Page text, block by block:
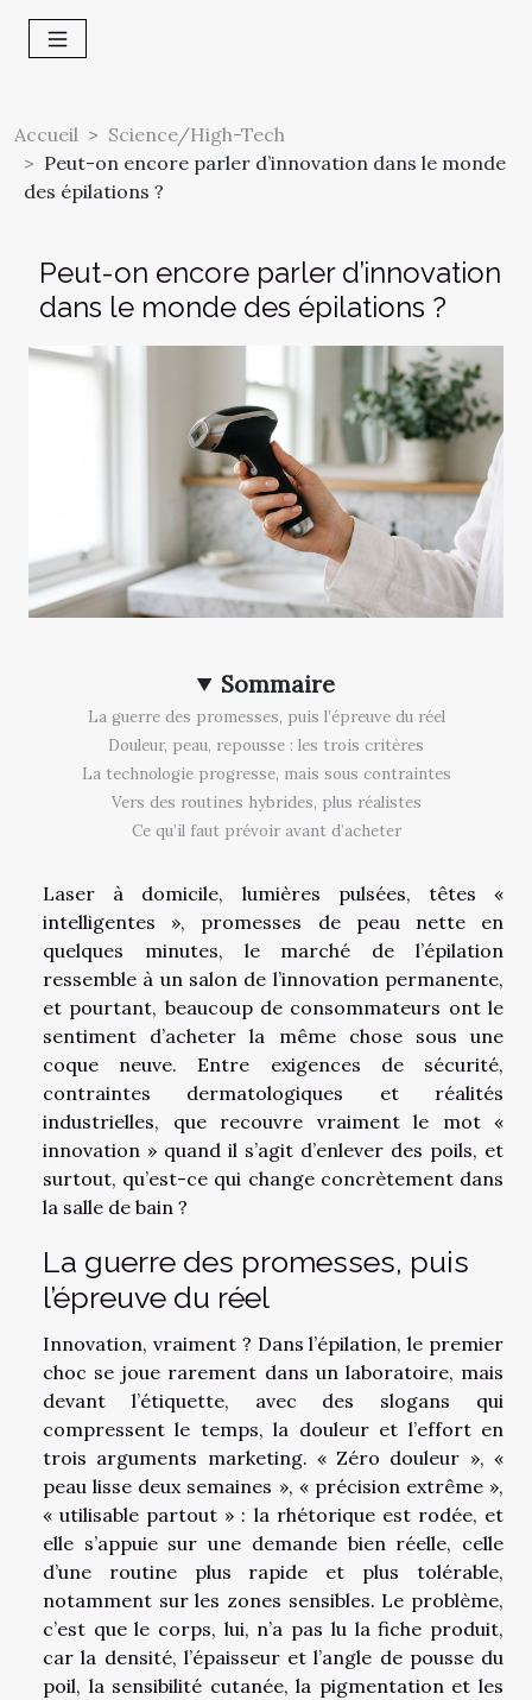
Accueil
Science/High-Tech
Peut-on encore parler d’innovation dans le monde
des épilations ?
Peut-on encore parler d’innovation
dans le monde des épilations ?
Sommaire
La guerre des promesses, puis l’épreuve du réel
Douleur, peau, repousse : les trois critères
La technologie progresse, mais sous contraintes
Vers des routines hybrides, plus réalistes
Ce qu’il faut prévoir avant d’acheter
Laser à domicile, lumières pulsées, têtes «
intelligentes », promesses de peau nette en
quelques minutes, le marché de l’épilation
ressemble à un salon de l’innovation permanente,
et pourtant, beaucoup de consommateurs ont le
sentiment d’acheter la même chose sous une
coque neuve. Entre exigences de sécurité,
contraintes dermatologiques et réalités
industrielles, que recouvre vraiment le mot «
innovation » quand il s’agit d’enlever des poils, et
surtout, qu’est-ce qui change concrètement dans
la salle de bain ?
La guerre des promesses, puis
l’épreuve du réel
Innovation, vraiment ? Dans l’épilation, le premier
choc se joue rarement dans un laboratoire, mais
devant l’étiquette, avec des slogans qui
compressent le temps, la douleur et l’effort en
trois arguments marketing. « Zéro douleur », «
peau lisse deux semaines », « précision extrême »,
« utilisable partout » : la rhétorique est rodée, et
elle s’appuie sur une demande bien réelle, celle
d’une routine plus rapide et plus tolérable,
notamment sur les zones sensibles. Le problème,
c’est que le corps, lui, n’a pas lu la fiche produit,
car la densité, l’épaisseur et l’angle de pousse du
poil, la sensibilité cutanée, la pigmentation et les